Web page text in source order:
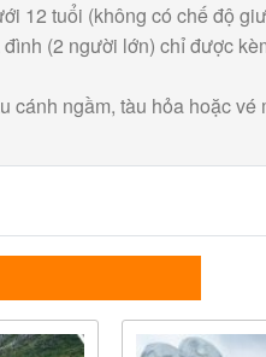
12 tuổi (không có chế độ
(2 người lớn) chỉ được
ngầm, tàu hỏa hoặc vé